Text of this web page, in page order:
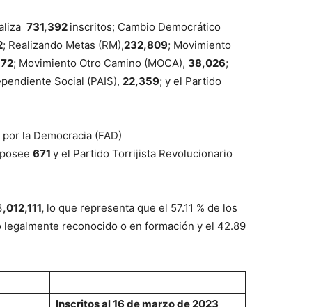
731,392 inscritos; Cambio Democrático
; Realizando Metas (RM),232,809; Movimiento
; Movimiento Otro Camino (MOCA), 38,026;
Social (PAIS), 22,359; y el Partido
la Democracia (FAD)
671 y el Partido Torrijista Revolucionario
,012,111, lo que representa que el 57.11 % de los
reconocido o en formación y el 42.89
Inscritos al 16 de marzo de 2023